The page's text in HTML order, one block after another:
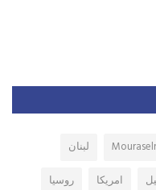
لبنان
امريكا
روسيا